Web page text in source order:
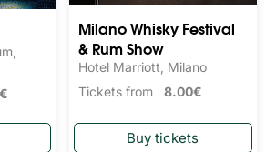
Milano Whisky Festival
& Rum Show
Hotel Marriott, Milano
Tickets from 8.00€